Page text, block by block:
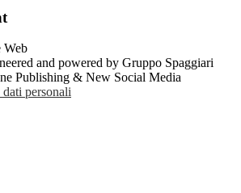
and powered by Gruppo Spaggiari
Publishing & New Social Media
personali